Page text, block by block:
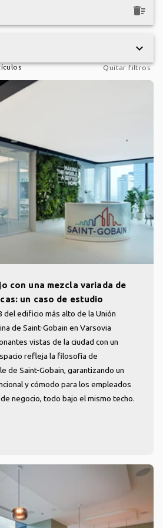
keyboard_arrow_down
delete_sweep
keyboard_arrow_down
Quitar filtros
con una mezcla variada de
un caso de estudio
del edificio más alto de la Unión
de Saint-Gobain en Varsovia
vistas de la ciudad con un
refleja la filosofía de
de Saint-Gobain, garantizando un
y cómodo para los empleados
negocio, todo bajo el mismo techo.